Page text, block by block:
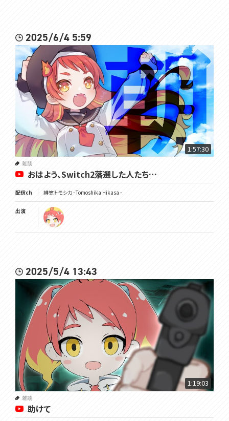
2025/6/4 5:59
1:57:30
雑談
おはよう、Switch2落選した人たち…
配信ch 緋笠トモシカ - Tomoshika Hikasa -
出演
2025/5/4 13:43
1:19:03
雑談
助けて